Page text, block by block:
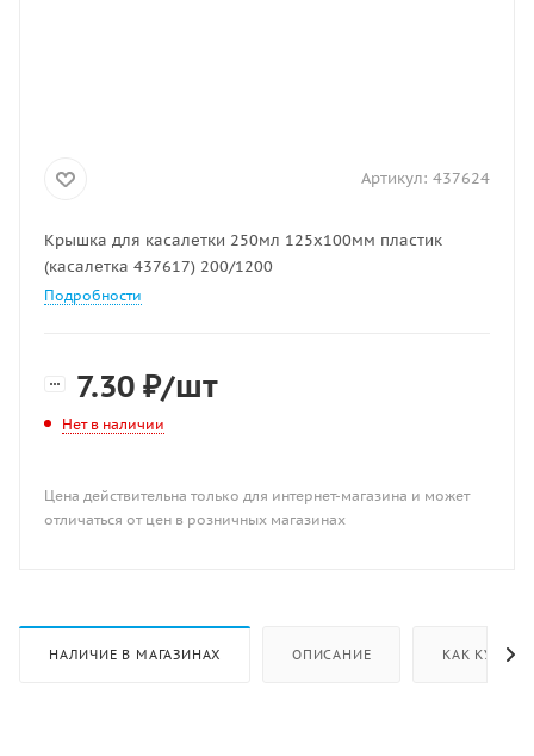
Артикул: 437624
Крышка для касалетки 250мл 125х100мм пластик
(касалетка 437617) 200/1200
Подробности
7.30 ₽/шт
Нет в наличии
Цена действительна только для интернет-магазина и может
отличаться от цен в розничных магазинах
НАЛИЧИЕ В МАГАЗИНАХ ОПИСАНИЕ КАК КУПИТЬ